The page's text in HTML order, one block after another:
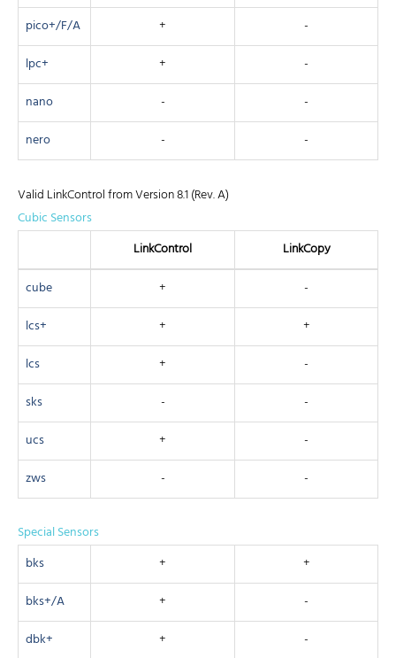
pico+/F/A
+
-
lpc+
+
-
nano
-
-
nero
- -
Valid LinkControl from Version 8.1 (Rev. A)
Cubic Sensors
Link­Control
Link­Copy
cube
+
-
lcs+
+
+
lcs
+
-
sks
-
-
ucs
+
-
zws
- -
Special Sensors
bks
+
+
bks+/A
+
-
dbk+
+
-